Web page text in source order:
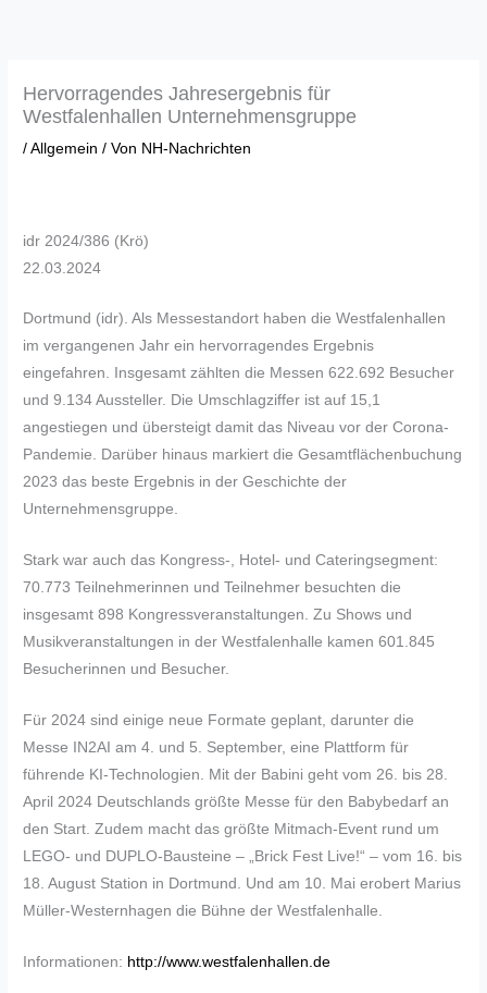
Hervorragendes Jahresergebnis für
Westfalenhallen Unternehmensgruppe
/Allgemein / Von NH-Nachrichten
idr 2024/386 (Krö)
22.03.2024
Dortmund (idr). Als Messestandort haben die Westfalenhallen
im vergangenen Jahr ein hervorragendes Ergebnis
eingefahren. Insgesamt zählten die Messen 622.692 Besucher
und 9.134 Aussteller. Die Umschlagziffer ist auf 15,1
angestiegen und übersteigt damit das Niveau vor der Corona-
Pandemie. Darüber hinaus markiert die Gesamtflächenbuchung
2023 das beste Ergebnis in der Geschichte der
Unternehmensgruppe.
Stark war auch das Kongress-, Hotel- und Cateringsegment:
70.773 Teilnehmerinnen und Teilnehmer besuchten die
insgesamt 898 Kongressveranstaltungen. Zu Shows und
Musikveranstaltungen in der Westfalenhalle kamen 601.845
Besucherinnen und Besucher.
Für 2024 sind einige neue Formate geplant, darunter die
Messe IN2AI am 4. und 5. September, eine Plattform für
führende KI-Technologien. Mit der Babini geht vom 26. bis 28.
April 2024 Deutschlands größte Messe für den Babybedarf an
den Start. Zudem macht das größte Mitmach-Event rund um
LEGO- und DUPLO-Bausteine – „Brick Fest Live!“ – vom 16. bis
18. August Station in Dortmund. Und am 10. Mai erobert Marius
Müller-Westernhagen die Bühne der Westfalenhalle.
Informationen: http://www.westfalenhallen.de